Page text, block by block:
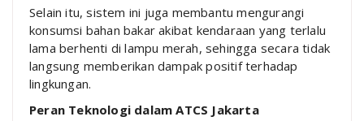
Selain itu, sistem ini juga membantu mengurangi
konsumsi bahan bakar akibat kendaraan yang terlalu
lama berhenti di lampu merah, sehingga secara tidak
langsung memberikan dampak positif terhadap
lingkungan.
Peran Teknologi dalam ATCS Jakarta